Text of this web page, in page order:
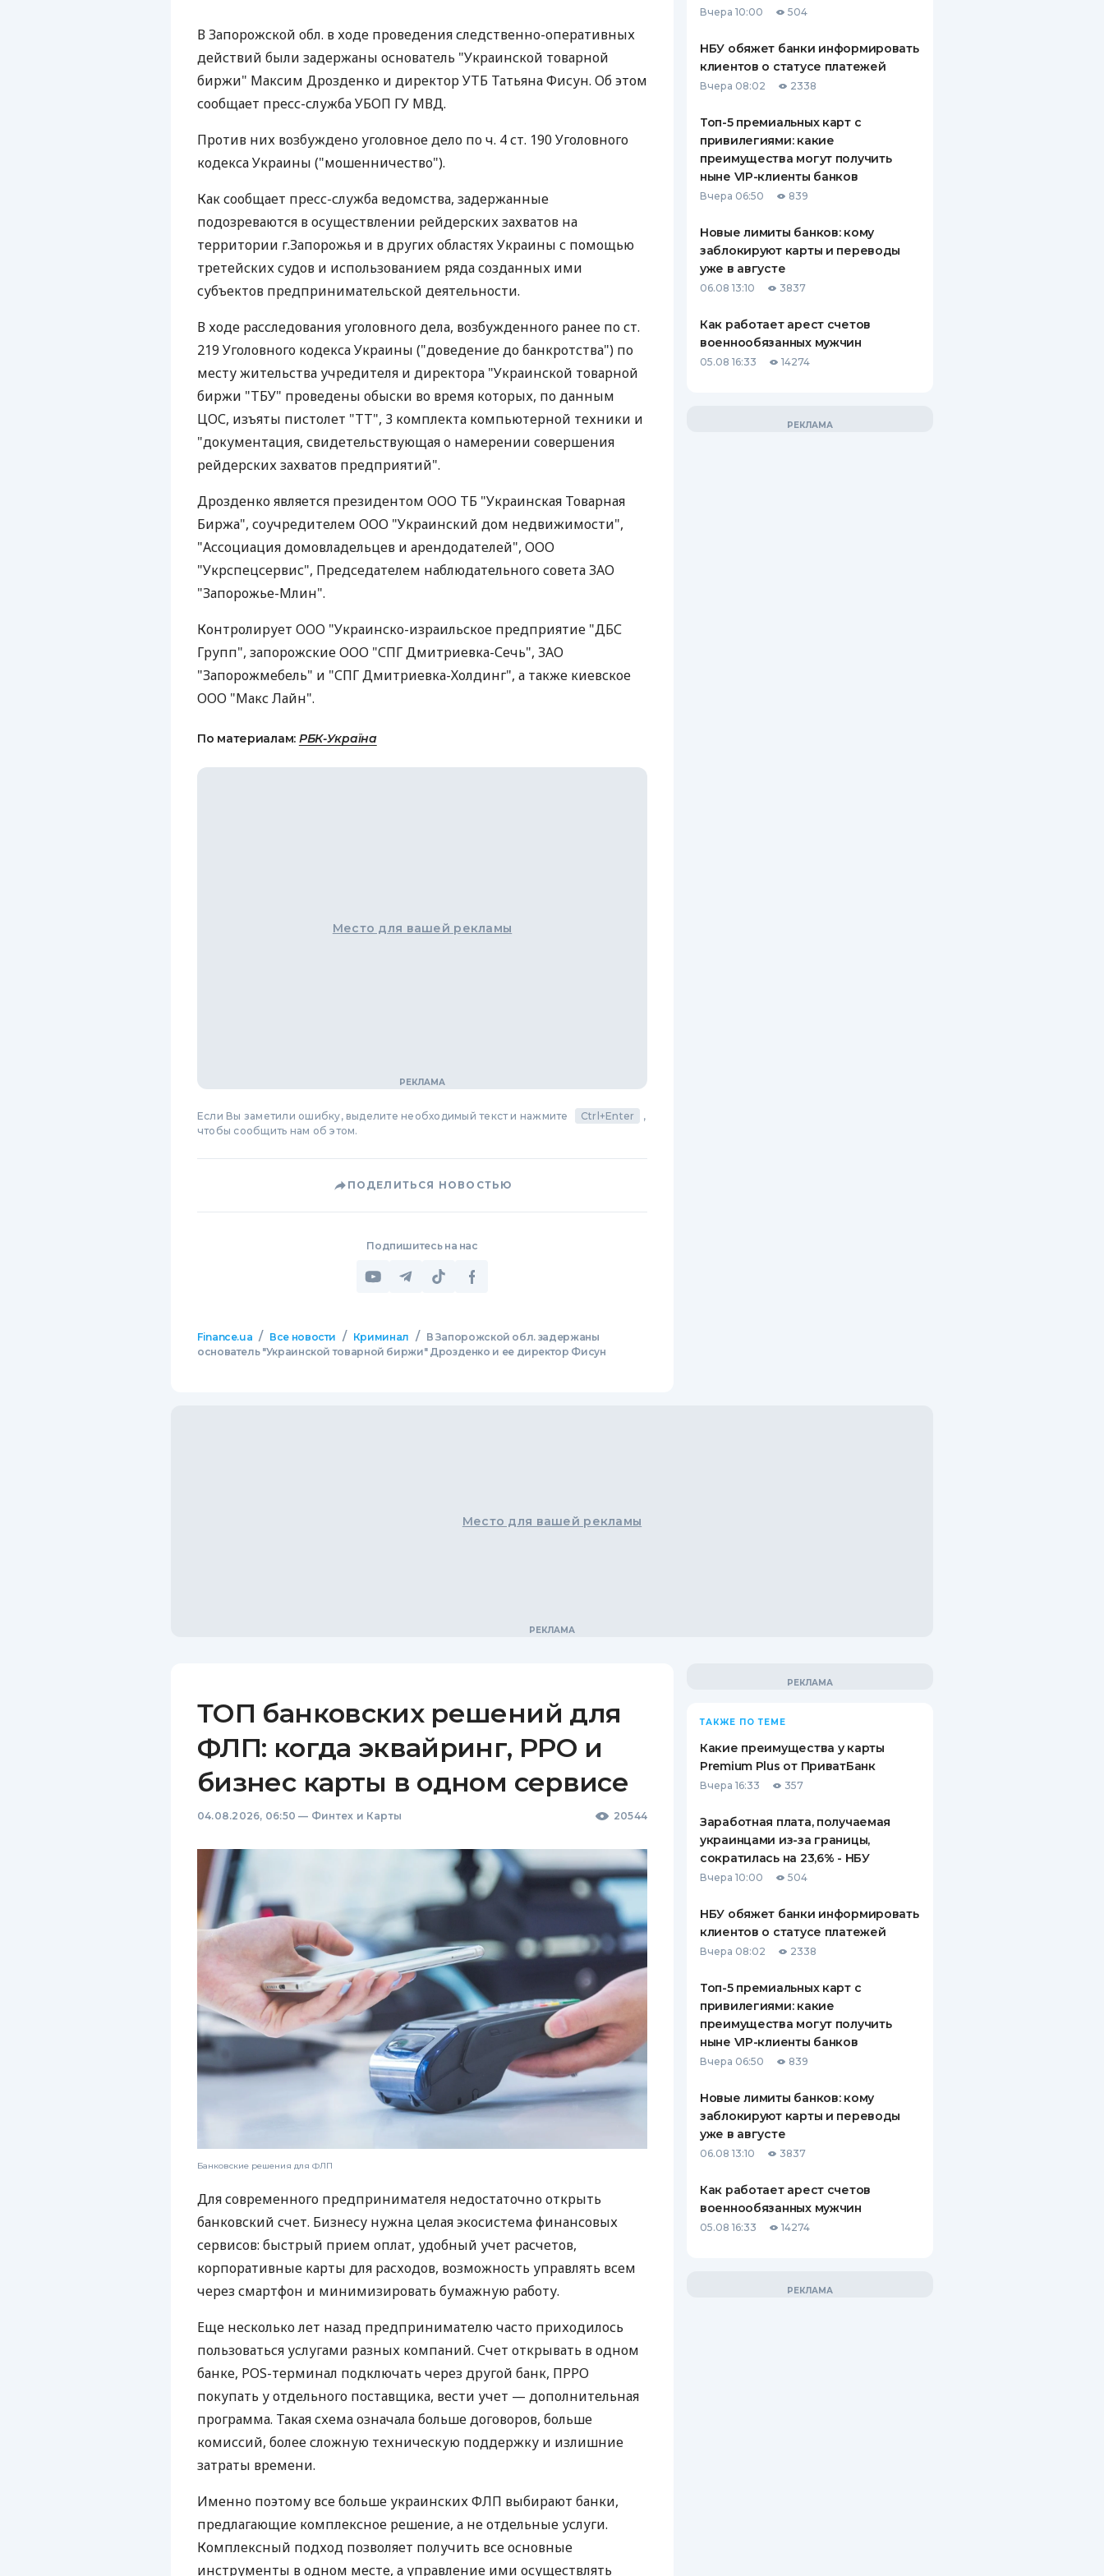
КЕШБЭКА
ПУТЕВОДИТЕЛИ ПО
БАНКОВСКИМ КАРТАМ
СТРАХОВАНИЮ
ВСЕ СТРАХОВЫЕ ПОЛИСЫ
ОТЗЫВЫ О СТРАХОВЫХ
КОМПАНИЯХ
В Запорожской обл. в ходе проведения следственно-оперативных
действий были задержаны основатель "Украинской товарной
биржи" Максим Дрозденко и директор УТБ Татьяна Фисун. Об этом
сообщает пресс-служба УБОП ГУ МВД.
Против них возбуждено уголовное дело по ч. 4 ст. 190 Уголовного
кодекса Украины ("мошенничество").
Как сообщает пресс-служба ведомства, задержанные
подозреваются в осуществлении рейдерских захватов на
территории г.Запорожья и в других областях Украины с помощью
третейских судов и использованием ряда созданных ими
субъектов предпринимательской деятельности.
В ходе расследования уголовного дела, возбужденного ранее по ст.
219 Уголовного кодекса Украины ("доведение до банкротства") по
месту жительства учредителя и директора "Украинской товарной
биржи "ТБУ" проведены обыски во время которых, по данным
ЦОС, изъяты пистолет "ТТ", 3 комплекта компьютерной техники и
"документация, свидетельствующая о намерении совершения
рейдерских захватов предприятий".
Дрозденко является президентом ООО ТБ "Украинская Товарная
Биржа", соучредителем ООО "Украинский дом недвижимости",
"Ассоциация домовладельцев и арендодателей", ООО
"Укрспецсервис", Председателем наблюдательного совета ЗАО
"Запорожье-Млин".
Контролирует ООО "Украинско-израильское предприятие "ДБС
Групп", запорожские ООО "СПГ Дмитриевка-Сечь", ЗАО
"Запорожмебель" и "СПГ Дмитриевка-Холдинг", а также киевское
ООО "Макс Лайн".
По материалам: РБК-Україна
Место для вашей рекламы
Если Вы заметили ошибку, выделите необходимый текст и нажмите Ctrl+Enter
,
чтобы сообщить нам об этом.
ПОДЕЛИТЬСЯ НОВОСТЬЮ
Подпишитесь на нас
Finance.ua / Все новости / Криминал /
В Запорожской обл. задержаны
основатель "Украинской товарной биржи" Дрозденко и ее директор Фисун
Вчера 10:00 504
НБУ обяжет банки информировать
клиентов о статусе платежей
Вчера 08:02 2338
Топ-5 премиальных карт с
привилегиями: какие
преимущества могут получить
ныне VIP-клиенты банков
Вчера 06:50 839
Новые лимиты банков: кому
заблокируют карты и переводы
уже в августе
06.08 13:10 3837
Как работает арест счетов
военнообязанных мужчин
05.08 16:33 14274
Место для вашей рекламы
ТОП банковских решений для
ФЛП: когда эквайринг, РРО и
бизнес карты в одном сервисе
04.08.2026, 06:50 — Финтех и Карты 20544
Банковские решения для ФЛП
Для современного предпринимателя недостаточно открыть
банковский счет. Бизнесу нужна целая экосистема финансовых
сервисов: быстрый прием оплат, удобный учет расчетов,
корпоративные карты для расходов, возможность управлять всем
через смартфон и минимизировать бумажную работу.
Еще несколько лет назад предпринимателю часто приходилось
пользоваться услугами разных компаний. Счет открывать в одном
банке, POS-терминал подключать через другой банк, ПРРО
покупать у отдельного поставщика, вести учет — дополнительная
программа. Такая схема означала больше договоров, больше
комиссий, более сложную техническую поддержку и излишние
затраты времени.
Именно поэтому все больше украинских ФЛП выбирают банки,
предлагающие комплексное решение, а не отдельные услуги.
Комплексный подход позволяет получить все основные
инструменты в одном месте, а управление ими осуществлять
ТАКЖЕ ПО ТЕМЕ
Какие преимущества у карты
Premium Plus от ПриватБанк
Вчера 16:33 357
Заработная плата, получаемая
украинцами из-за границы,
сократилась на 23,6% - НБУ
Вчера 10:00 504
НБУ обяжет банки информировать
клиентов о статусе платежей
Вчера 08:02 2338
Топ-5 премиальных карт с
привилегиями: какие
преимущества могут получить
ныне VIP-клиенты банков
Вчера 06:50 839
Новые лимиты банков: кому
заблокируют карты и переводы
уже в августе
06.08 13:10 3837
Как работает арест счетов
военнообязанных мужчин
05.08 16:33 14274